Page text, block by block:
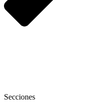
Secciones